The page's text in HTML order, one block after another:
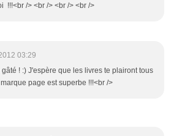
!!!<br /> <br /> <br /> <br />
03:29
gâté ! :) J'espère que les livres te plairont tous
page est superbe !!!<br />